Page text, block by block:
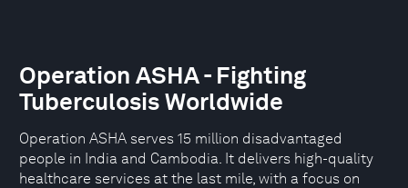
Operation ASHA - Fighting
Tuberculosis Worldwide
Operation ASHA serves 15 million disadvantaged
people in India and Cambodia. It delivers high-quality
healthcare services at the last mile, with a focus on